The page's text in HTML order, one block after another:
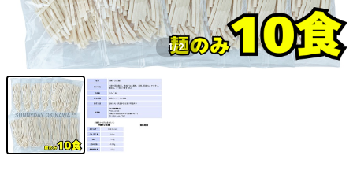
1/2